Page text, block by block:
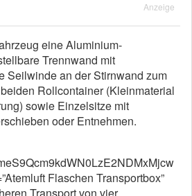
Anzeige
eine Aluminium-
Trennwand mit
Seilwinde an der Stirnwand zum
Rollcontainer (Kleinmaterial
sowie Einzelsitze mit
oder Entnehmen.
Flaschen Transportbox”